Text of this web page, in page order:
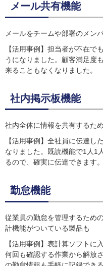
メール共有機能
メールをチームや部署のメン
【活用事例】担当者が不在で
うになりました。顧客満足度
来ることもなくなりました。
社内掲示板機能
社内全体に情報を共有するた
【活用事例】全社員に伝達し
なりました。既読機能で1人1
るので、確実に伝達できます。
勤怠機能
従業員の勤怠を管理するため
計機能がついている製品も
【活用事例】表計算ソフトに
何回も確認する作業から解放